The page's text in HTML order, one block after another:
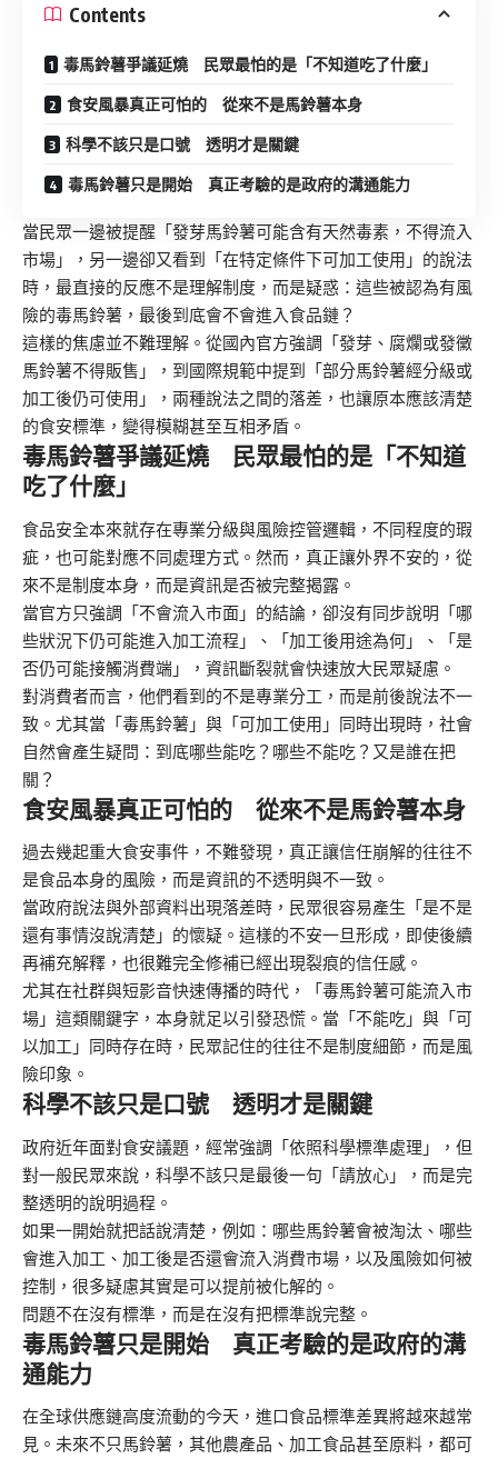
Contents
毒馬鈴薯爭議延燒 民眾最怕的是「不知道吃了什麼」
食安風暴真正可怕的 從來不是馬鈴薯本身
科學不該只是口號 透明才是關鍵
毒馬鈴薯只是開始 真正考驗的是政府的溝通能力
當民眾一邊被提醒「發芽馬鈴薯可能含有天然毒素，不得流入
市場」，另一邊卻又看到「在特定條件下可加工使用」的說法
時，最直接的反應不是理解制度，而是疑惑：這些被認為有風
險的毒馬鈴薯，最後到底會不會進入食品鏈？
這樣的焦慮並不難理解。從國內官方強調「發芽、腐爛或發黴
馬鈴薯不得販售」，到國際規範中提到「部分馬鈴薯經分級或
加工後仍可使用」，兩種說法之間的落差，也讓原本應該清楚
的食安標準，變得模糊甚至互相矛盾。
毒馬鈴薯爭議延燒 民眾最怕的是「不知道
吃了什麼」
食品安全本來就存在專業分級與風險控管邏輯，不同程度的瑕
疵，也可能對應不同處理方式。然而，真正讓外界不安的，從
來不是制度本身，而是資訊是否被完整揭露。
當官方只強調「不會流入市面」的結論，卻沒有同步說明「哪
些狀況下仍可能進入加工流程」、「加工後用途為何」、「是
否仍可能接觸消費端」，資訊斷裂就會快速放大民眾疑慮。
對消費者而言，他們看到的不是專業分工，而是前後說法不一
致。尤其當「毒馬鈴薯」與「可加工使用」同時出現時，社會
自然會產生疑問：到底哪些能吃？哪些不能吃？又是誰在把
關？
食安風暴真正可怕的 從來不是馬鈴薯本身
過去幾起重大食安事件，不難發現，真正讓信任崩解的往往不
是食品本身的風險，而是資訊的不透明與不一致。
當政府說法與外部資料出現落差時，民眾很容易產生「是不是
還有事情沒說清楚」的懷疑。這樣的不安一旦形成，即使後續
再補充解釋，也很難完全修補已經出現裂痕的信任感。
尤其在社群與短影音快速傳播的時代，「毒馬鈴薯可能流入市
場」這類關鍵字，本身就足以引發恐慌。當「不能吃」與「可
以加工」同時存在時，民眾記住的往往不是制度細節，而是風
險印象。
科學不該只是口號 透明才是關鍵
政府近年面對食安議題，經常強調「依照科學標準處理」，但
對一般民眾來說，科學不該只是最後一句「請放心」，而是完
整透明的說明過程。
如果一開始就把話說清楚，例如：哪些馬鈴薯會被淘汰、哪些
會進入加工、加工後是否還會流入消費市場，以及風險如何被
控制，很多疑慮其實是可以提前被化解的。
問題不在沒有標準，而是在沒有把標準說完整。
毒馬鈴薯只是開始 真正考驗的是政府的溝
通能力
在全球供應鏈高度流動的今天，進口食品標準差異將越來越常
見。未來不只馬鈴薯，其他農產品、加工食品甚至原料，都可